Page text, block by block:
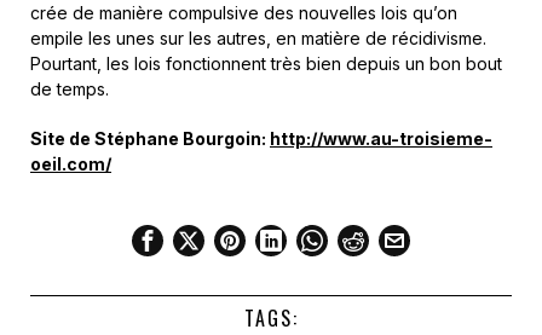
crée de manière compulsive des nouvelles lois qu’on
empile les unes sur les autres, en matière de récidivisme.
Pourtant, les lois fonctionnent très bien depuis un bon bout
de temps.
Site de Stéphane Bourgoin: http://www.au-troisieme-
oeil.com/
TAGS: